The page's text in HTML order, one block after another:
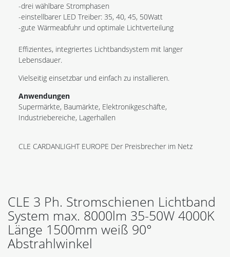
-drei wählbare Stromphasen
-einstellbarer LED Treiber: 35, 40, 45, 50Watt
-gute Wärmeabfuhr und optimale Lichtverteilung
Effizientes, integriertes Lichtbandsystem mit langer
Lebensdauer.
Vielseitig einsetzbar und einfach zu installieren.
Anwendungen
Supermärkte, Baumärkte, Elektronikgeschäfte,
Industriebereiche, Lagerhallen
CLE CARDANLIGHT EUROPE Der Preisbrecher im Netz
CLE 3 Ph. Stromschienen Lichtband
System max. 8000lm 35-50W 4000K
Länge 1500mm weiß 90°
Abstrahlwinkel